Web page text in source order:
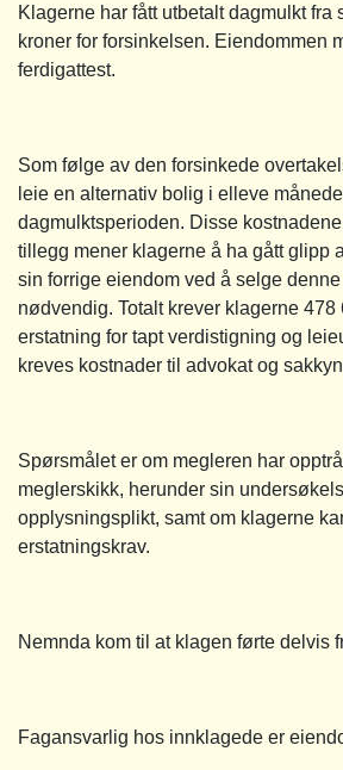
Klagerne har fått utbetalt dagmulkt fra
kroner for forsinkelsen. Eiendommen
ferdigattest.
Som følge av den forsinkede
leie en alternativ bolig i elleve
dagmulktsperioden. Disse kostnadene
tillegg mener klagerne å ha gått glipp
sin forrige eiendom ved å selge
nødvendig. Totalt krever klagerne 478
erstatning for tapt verdistigning og
kreves kostnader til advokat og
Spørsmålet er om megleren har
meglerskikk, herunder sin
opplysningsplikt, samt om klagerne
erstatningskrav.
Nemnda kom til at klagen førte delvis
Fagansvarlig hos innklagede er